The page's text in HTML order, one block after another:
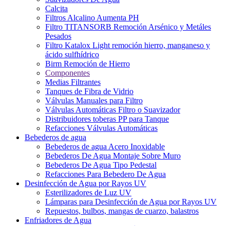
Calcita
Filtros Alcalino Aumenta PH
Filtro TITANSORB Remoción Arsénico y Metáles
Pesados
Filtro Katalox Light remoción hierro, manganeso y
ácido sulfhídrico
Birm Remoción de Hierro
Componentes
Medias Filtrantes
Tanques de Fibra de Vidrio
Válvulas Manuales para Filtro
Válvulas Automáticas Filtro o Suavizador
Distribuidores toberas PP para Tanque
Refacciones Válvulas Automáticas
Bebederos de agua
Bebederos de agua Acero Inoxidable
Bebederos De Agua Montaje Sobre Muro
Bebederos De Agua Tipo Pedestal
Refacciones Para Bebedero De Agua
Desinfección de Agua por Rayos UV
Esterilizadores de Luz UV
Lámparas para Desinfección de Agua por Rayos UV
Repuestos, bulbos, mangas de cuarzo, balastros
Enfriadores de Agua